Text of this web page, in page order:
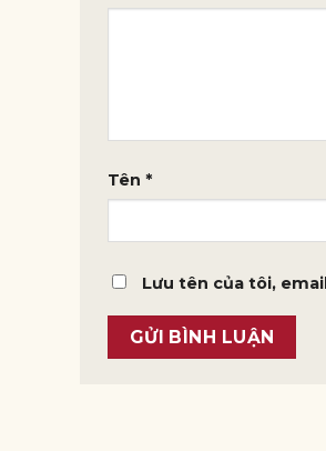
Tên *
Lưu tên của tôi,